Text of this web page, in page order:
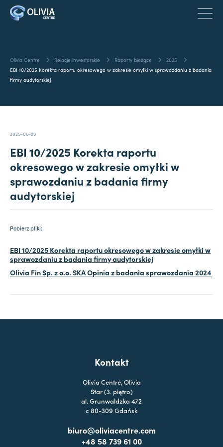
Olivia Centre Relacje inwestorskie Raporty bieżące
2025
EBI 10/2025 Korekta raportu okresowego w zakresie omyłki w sprawozdaniu z badania
firmy audytorskiej
2025-06-26
EBI 10/2025 Korekta raportu
okresowego w zakresie omyłki w
sprawozdaniu z badania firmy
audytorskiej
Pobierz pliki:
EBI 10/2025 Korekta raportu okresowego w zakresie omyłki w
sprawozdaniu z badania firmy audytorskiej
Olivia Fin Sp. z o.o. SKA Opinia z badania sprawozdania 2024
Kontakt
Olivia Centre, Olivia
Star (3. piętro)
al. Grunwaldzka 472
c 80-309 Gdańsk
biuro@oliviacentre.com
+48 58 739 61 00